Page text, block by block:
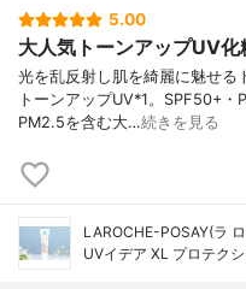
5.00
大人気トーンアップUV化
光を乱反射し肌を綺麗に魅せる
トーンアップUV*1。SPF50+・
PM2.5を含む大…続きを見る
LAROCHE-POSAY(ラ
UVイデア XL プロテク